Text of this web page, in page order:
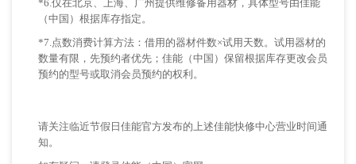
*6.仅在北京、上海、广州提供维修备用器材，具体型号由佳能
（中国）根据库存指定。
*7.点数消费计算方法：借用的器材件数×试用天数。试用器材的
数量有限，先预约者优先；佳能（中国）保留根据库存更改会员
预约的型号或取消会员预约的权利。
请关注临近节假日佳能官方发布的上述佳能快修中心营业时间通
知。